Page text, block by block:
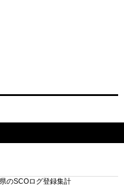
のSCOログ登録集計